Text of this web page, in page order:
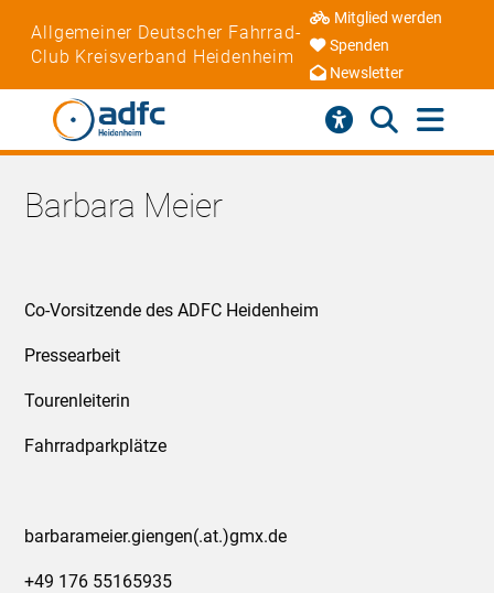
Allgemeiner Deutscher Fahrrad-
Club Kreisverband Heidenheim
Mitglied werden
Spenden
Newsletter
Barbara Meier
Co-Vorsitzende des ADFC Heidenheim
Pressearbeit
Tourenleiterin
Fahrradparkplätze
barbarameier.giengen(.at.)gmx.de
+49 176 55165935